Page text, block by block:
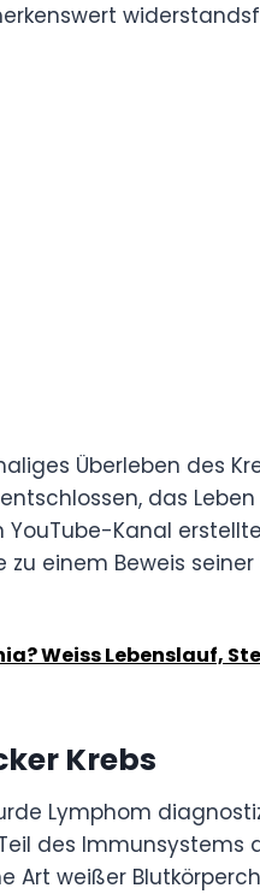
Überleben des
das
Kanal
zu einem Beweis
Weiss Lebenslauf,
Krebs
Lymphom
des Immunsystems
Art weißer